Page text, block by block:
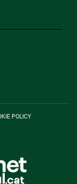
POLICY